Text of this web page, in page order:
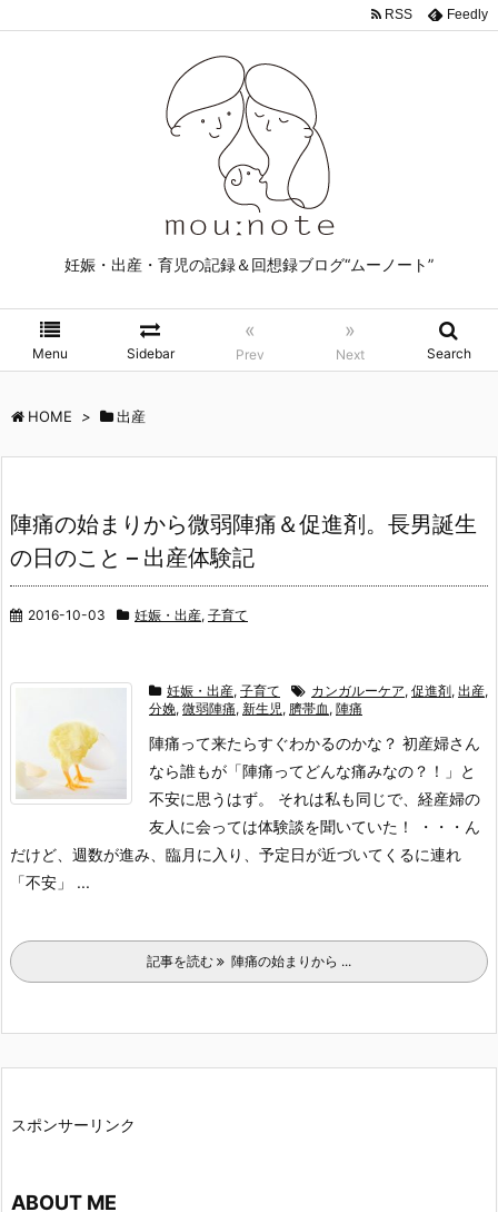
妊娠・出産・育児の記録＆回想録ブログ“ムーノート”
Menu Sidebar
«
Prev
»
Next Search
RSS Feedly
HOME > 出産
陣痛の始まりから微弱陣痛＆促進剤。長男誕生
の日のこと – 出産体験記
2016-10-03 妊娠・出産, 子育て
妊娠・出産, 子育て カンガルーケア, 促進剤, 出産,
分娩, 微弱陣痛, 新生児, 臍帯血 , 陣痛
陣痛って来たらすぐわかるのかな？ 初産婦さん
なら誰もが「陣痛ってどんな痛みなの？！」と
不安に思うはず。 それは私も同じで、経産婦の
友人に会っては体験談を聞いていた！ ・・・ん
だけど、週数が進み、臨月に入り、予定日が近づいてくるに連れ
「不安」 ...
記事を読む 陣痛の始まりから ...
スポンサーリンク
ABOUT ME